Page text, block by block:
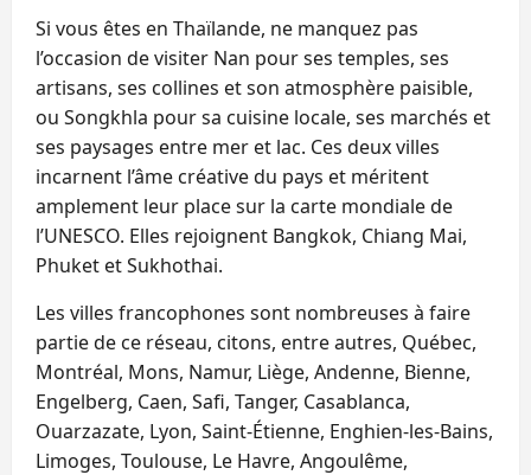
Si vous êtes en Thaïlande, ne manquez pas
l’occasion de visiter Nan pour ses temples, ses
artisans, ses collines et son atmosphère paisible,
ou Songkhla pour sa cuisine locale, ses marchés et
ses paysages entre mer et lac. Ces deux villes
incarnent l’âme créative du pays et méritent
amplement leur place sur la carte mondiale de
l’UNESCO. Elles rejoignent Bangkok, Chiang Mai,
Phuket et Sukhothai.
Les villes francophones sont nombreuses à faire
partie de ce réseau, citons, entre autres, Québec,
Montréal, Mons, Namur, Liège, Andenne, Bienne,
Engelberg, Caen, Safi, Tanger, Casablanca,
Ouarzazate, Lyon, Saint-Étienne, Enghien-les-Bains,
Limoges, Toulouse, Le Havre, Angoulême,